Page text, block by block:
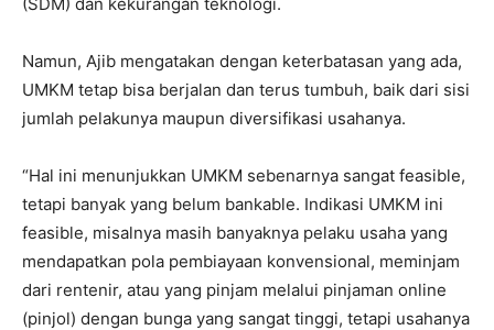
Namun, Ajib mengatakan dengan keterbatasan yang ada,
UMKM tetap bisa berjalan dan terus tumbuh, baik dari sisi
jumlah pelakunya maupun diversifikasi usahanya.
“Hal ini menunjukkan UMKM sebenarnya sangat feasible,
tetapi banyak yang belum bankable. Indikasi UMKM ini
feasible, misalnya masih banyaknya pelaku usaha yang
mendapatkan pola pembiayaan konvensional, meminjam
dari rentenir, atau yang pinjam melalui pinjaman online
(pinjol) dengan bunga yang sangat tinggi, tetapi usahanya